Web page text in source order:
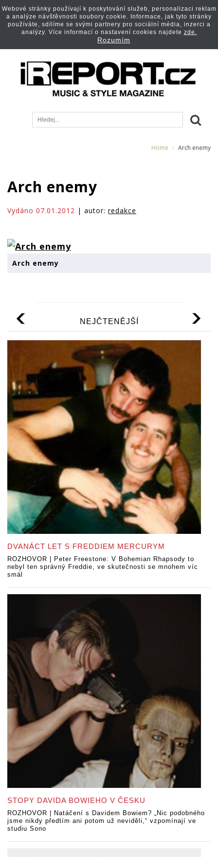
Home Arch enemy
Arch enemy
Vydáno 07.01.2012 | autor: redakce
Arch enemy
NEJČTENĚJŠÍ
DVANÁCT LET S FREDDIEM MERCURYM
ROZHOVOR | Peter Freestone: V Bohemian Rhapsody to
nebyl ten správný Freddie, ve skutečnosti se mnohem víc
smál
STOPY DAVIDA BOWIEHO V ČESKU
ROZHOVOR | Natáčení s Davidem Bowiem? „Nic podobného
jsme nikdy předtím ani potom už neviděli,“ vzpomínají ve
studiu Sono
Webové stránky používají k poskytování služeb, personalizaci reklam
a analýze návštěvnosti soubory cookie. Informace, jak tyto stránky
používáte, sdílíme se svými partnery pro sociální média, inzerci a
analýzy. Více informací o nastavení cookies najdete zde.
Rozumím